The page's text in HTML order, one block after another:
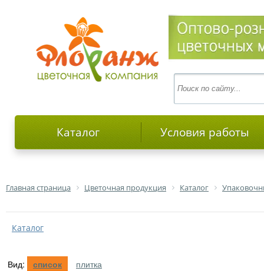
Каталог Условия работы
Главная страница Цветочная продукция Каталог
Каталог
Вид: список плитка